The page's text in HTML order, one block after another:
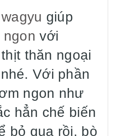
giúp
với
thăn ngoại
Với phần
ngon như
hẳn chế biến
bỏ qua rồi, bò